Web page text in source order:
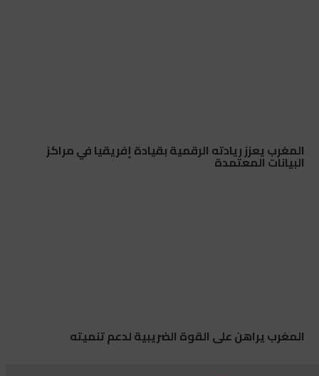
المغرب يعزز ريادته الرقمية بقيادة إفريقيا في مراكز
البيانات المعتمدة
المغرب يراهن على القوة الضريبية لدعم تنميته